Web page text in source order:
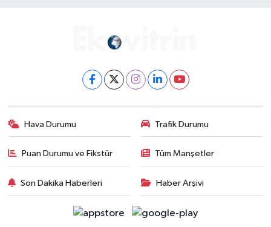
Hava Durumu Trafik Durumu
Puan Durumu ve Fikstür Tüm Manşetler
Son Dakika Haberleri Haber Arşivi